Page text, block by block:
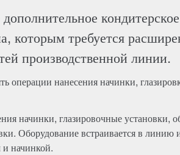
которым требуется
производственной линии.
операции нанесения начинки,
начинки, глазировочные установки,
Оборудование встраивается в линию
и начинкой.